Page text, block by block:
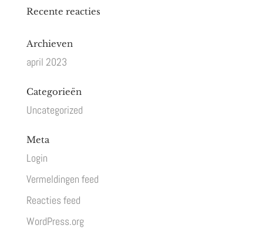
Recente reacties
Archieven
april 2023
Categorieën
Uncategorized
Meta
Login
Vermeldingen feed
Reacties feed
WordPress.org